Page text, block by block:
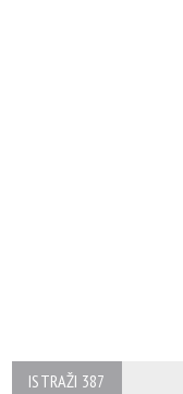
ISTRAŽI 387